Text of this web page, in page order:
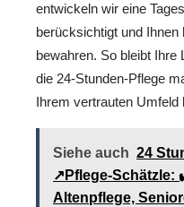
entwickeln wir eine
berücksichtigt und
bewahren. So bleibt Ihre
die 24-Stunden-Pflege
Ihrem vertrauten Umfeld
Siehe auch 24
↗️Pflege-Schätzle:
Altenpflege,